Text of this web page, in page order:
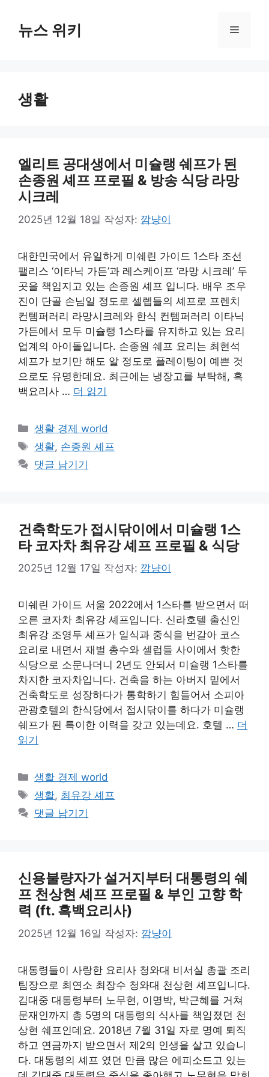
뉴스 위키 메
생활
엘리트 공대생에서 미슐랭 쉐프가 된
손종원 셰프 프로필 & 방송 식당 라망
시크레
2025년 12월 18일 작성자: 깜냥이
대한민국에서 유일하게 미쉐린 가이드 1스타 조선
팰리스 ‘이타닉 가든’과 레스케이프 ‘라망 시크레’ 두
곳을 책임지고 있는 손종원 셰프 입니다. 배우 조우
진이 단골 손님일 정도로 셀렙들의 셰프로 프렌치
컨템퍼러리 라망시크레와 한식 컨템퍼러리 이타닉
가든에서 모두 미슐랭 1스타를 유지하고 있는 요리
업계의 아이돌입니다. 손종원 쉐프 요리는 최현석
셰프가 보기만 해도 알 정도로 플레이팅이 예쁜 것
으로도 유명한데요. 최근에는 냉장고를 부탁해, 흑
백요리사 … 더 읽기
카
테
고
리
생활 경제 world
태
그
생활, 손종원 셰프
댓글 남기기
건축학도가 접시닦이에서 미슐랭 1스
타 코자차 최유강 셰프 프로필 & 식당
2025년 12월 17일 작성자: 깜냥이
미쉐린 가이드 서울 2022에서 1스타를 받으면서 떠
오른 코자차 최유강 셰프입니다. 신라호텔 출신인
최유강 조영두 셰프가 일식과 중식을 번갈아 코스
요리로 내면서 재벌 총수와 셀럽들 사이에서 핫한
식당으로 소문나더니 2년도 안되서 미슐랭 1스타를
차지한 코자차입니다. 건축을 하는 아버지 밑에서
건축학도로 성장하다가 통학하기 힘들어서 소피아
관광호텔의 한식당에서 접시닦이를 하다가 미슐랭
쉐프가 된 특이한 이력을 갖고 있는데요. 호텔 … 더
읽기
카
테
리
생활 경제 world
태
그
생활, 최유강 셰프
댓글 남기기
신용불량자가 설거지부터 대통령의 쉐
프 천상현 셰프 프로필 & 부인 고향 학
력 (ft. 흑백요리사)
2025년 12월 16일 작성자: 깜냥이
대통령들이 사랑한 요리사 청와대 비서실 총괄 조리
팀장으로 최연소 최장수 청와대 천상현 셰프입니다.
김대중 대통령부터 노무현, 이명박, 박근혜를 거쳐
문재인까지 총 5명의 대통령의 식사를 책임졌던 천
상현 쉐프인데요. 2018년 7월 31일 자로 명예 퇴직
하고 연금까지 받으면서 제2의 인생을 살고 있습니
다. 대통령의 셰프 였던 만큼 많은 에피소드고 있는